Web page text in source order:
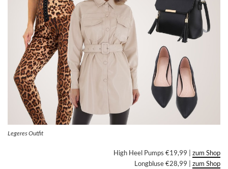
Legeres Outfit
High Heel Pumps €19,99 | zum Shop
Longbluse €28,99 | zum Shop